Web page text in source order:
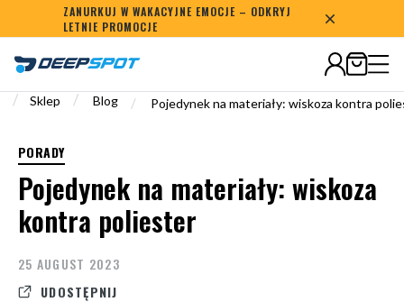
Średnia ocen:4.8
ZANURKUJ W WAKACYJNE EMOCJE – ODKRYJ
LETNIE PROMOCJE
/ Sklep / Blog / Pojedynek na materiały: wiskoza kontra
PORADY
Pojedynek na materiały: wiskoza
kontra poliester
25 AUGUST 2023
UDOSTĘPNIJ